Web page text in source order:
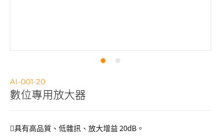
AI-001-20
數位專用放大器
具有高品質、低雜訊、放大增益 20dB。